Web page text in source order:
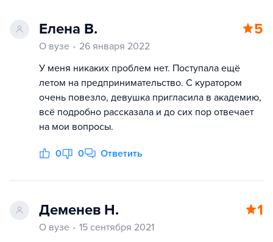
Елена В. 5
О вузе
26 января 2022
У меня никаких проблем нет. Поступала ещё
летом на предпринимательство. С куратором
очень повезло, девушка пригласила в академию,
всё подробно рассказала и до сих пор отвечает
на мои вопросы.
0 0 Ответить
Деменев Н. 1
О вузе
15 сентября 2021